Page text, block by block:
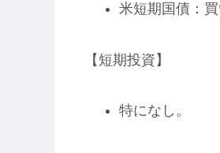
米短期国債：買
【短期投資】
特になし。